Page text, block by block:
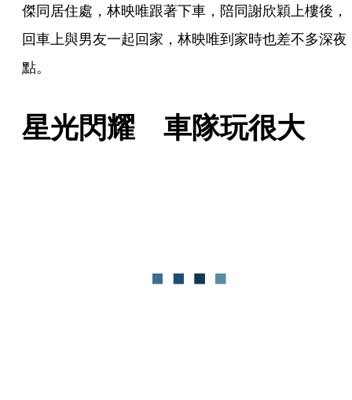
傑同居住處，林映唯跟著下車，陪同謝欣穎上樓後，
回車上與男友一起回家，林映唯到家時也差不多深夜
點。
星光閃耀　車隊玩很大